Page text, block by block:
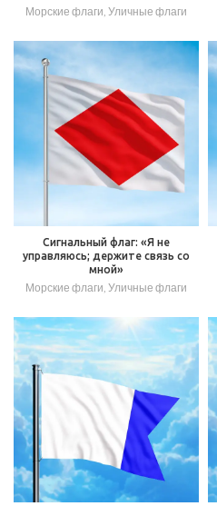
Морские флаги, Уличные флаги
Сигнальный флаг: «Я не
управляюсь; держите связь со
мной»
Морские флаги, Уличные флаги